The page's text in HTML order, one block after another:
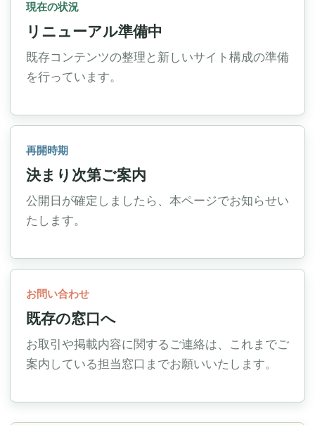
現在の状況
リニューアル準備中
既存コンテンツの整理と新しいサイト構成の準備
を行っています。
再開時期
決まり次第ご案内
公開日が確定しましたら、本ページでお知らせい
たします。
お問い合わせ
既存の窓口へ
お取引や掲載内容に関するご連絡は、これまでご
案内している担当窓口までお願いいたします。